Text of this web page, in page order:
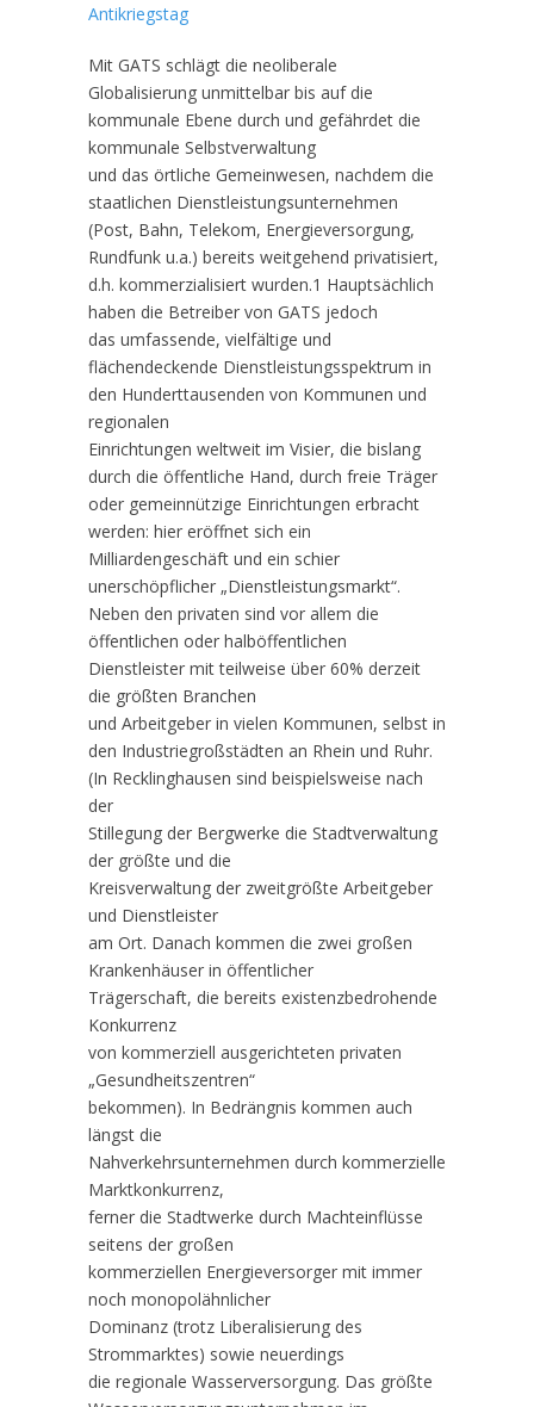
Antikriegstag
Mit GATS schlägt die neoliberale
Globalisierung unmittelbar bis auf die
kommunale Ebene durch und gefährdet die
kommunale Selbstverwaltung
und das örtliche Gemeinwesen, nachdem die
staatlichen Dienstleistungsunternehmen
(Post, Bahn, Telekom, Energieversorgung,
Rundfunk u.a.) bereits weitgehend privatisiert,
d.h. kommerzialisiert wurden.1 Hauptsächlich
haben die Betreiber von GATS jedoch
das umfassende, vielfältige und
flächendeckende Dienstleistungsspektrum in
den Hunderttausenden von Kommunen und
regionalen
Einrichtungen weltweit im Visier, die bislang
durch die öffentliche Hand, durch freie Träger
oder gemeinnützige Einrichtungen erbracht
werden: hier eröffnet sich ein
Milliardengeschäft und ein schier
unerschöpflicher „Dienstleistungsmarkt“.
Neben den privaten sind vor allem die
öffentlichen oder halböffentlichen
Dienstleister mit teilweise über 60% derzeit
die größten Branchen
und Arbeitgeber in vielen Kommunen, selbst in
den Industriegroßstädten an Rhein und Ruhr.
(In Recklinghausen sind beispielsweise nach
der
Stillegung der Bergwerke die Stadtverwaltung
der größte und die
Kreisverwaltung der zweitgrößte Arbeitgeber
und Dienstleister
am Ort. Danach kommen die zwei großen
Krankenhäuser in öffentlicher
Trägerschaft, die bereits existenzbedrohende
Konkurrenz
von kommerziell ausgerichteten privaten
„Gesundheitszentren“
bekommen). In Bedrängnis kommen auch
längst die
Nahverkehrsunternehmen durch kommerzielle
Marktkonkurrenz,
ferner die Stadtwerke durch Machteinflüsse
seitens der großen
kommerziellen Energieversorger mit immer
noch monopolähnlicher
Dominanz (trotz Liberalisierung des
Strommarktes) sowie neuerdings
die regionale Wasserversorgung. Das größte